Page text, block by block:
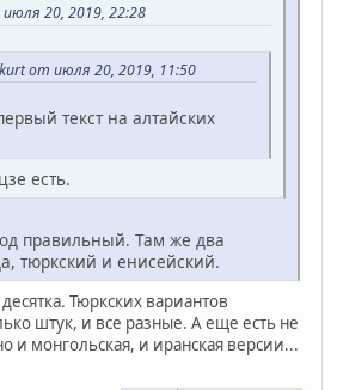
20, 2019, 22:28
от июля 20, 2019, 11:50
текст на алтайских
есть.
правильный. Там же два
тюркский и енисейский.
Тюркских вариантов
штук, и все разные. А еще есть не
и монгольская, и иранская версии...